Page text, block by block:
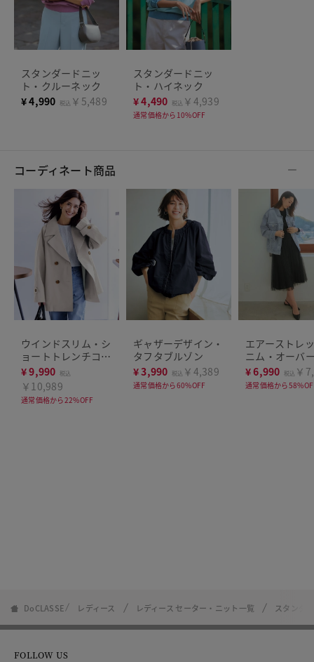
スタンダードニッ
ト・クルーネック
¥4,990 税込 ￥5,489
スタンダードニッ
ト・ハイネック
¥4,490 税込 ￥4,939
通常価格から10%OFF
コーディネート商品
ウインドスリム・シ
ョートトレンチコー
ト
¥9,990 税込
￥10,989
通常価格から22%OFF
ギャザーデザイン・
タフタブルゾン
¥3,990 税込 ￥4,389
通常価格から60%OFF
エアーストレ
ニム・オーバ
ケット
¥6,990 税込 ￥
通常価格から
DoCLASSE レディース レディース セーター・ニット一覧 スタンダ
FOLLOW US